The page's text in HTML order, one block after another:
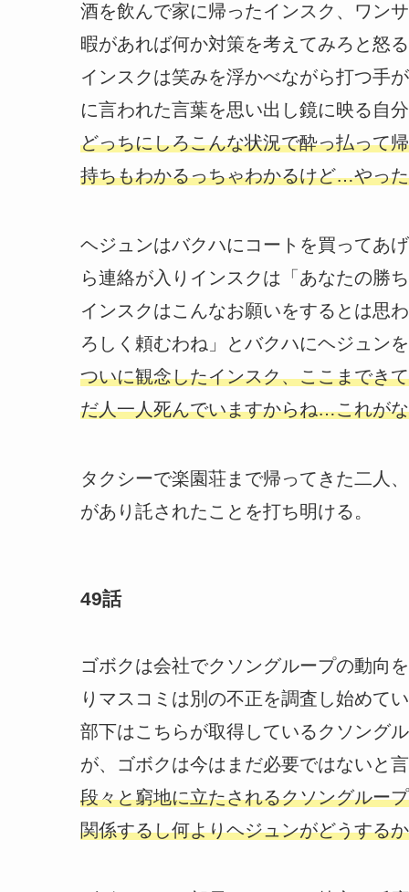
酒を飲んで家に帰ったインスク、ワン
暇があれば何か対策を考えてみろと怒
インスクは笑みを浮かべながら打つ手
に言われた言葉を思い出し鏡に映る自
どっちにしろこんな状況で酔っ払って
持ちもわかるっちゃわかるけど…やっ
ヘジュンはバクハにコートを買ってあ
ら連絡が入りインスクは「あなたの勝
インスクはこんなお願いをするとは思
ろしく頼むわね」とバクハにヘジュン
ついに観念したインスク、ここまでき
だ人一人死んでいますからね…これが
タクシーで楽園荘まで帰ってきた二人
があり託されたことを打ち明ける。
49話
ゴボクは会社でクソングループの動向
りマスコミは別の不正を調査し始めて
部下はこちらが取得しているクソング
が、ゴボクは今はまだ必要ではないと
段々と窮地に立たされるクソングルー
関係するし何よりヘジュンがどうする